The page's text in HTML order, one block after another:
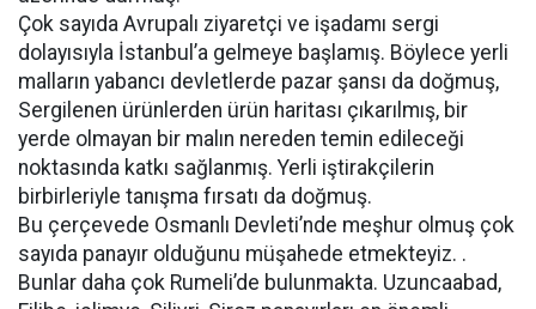
Çok sayıda Avrupalı ziyaretçi ve işadamı sergi
dolayısıyla İstanbul’a gelmeye başlamış. Böylece yerli
malların yabancı devletlerde pazar şansı da doğmuş,
Sergilenen ürünlerden ürün haritası çıkarılmış, bir
yerde olmayan bir malın nereden temin edileceği
noktasında katkı sağlanmış. Yerli iştirakçilerin
birbirleriyle tanışma fırsatı da doğmuş.
Bu çerçevede Osmanlı Devleti’nde meşhur olmuş çok
sayıda panayır olduğunu müşahede etmekteyiz. .
Bunlar daha çok Rumeli’de bulunmakta. Uzuncaabad,